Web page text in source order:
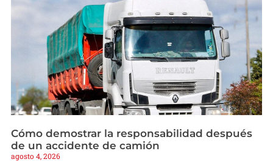
Cómo demostrar la responsabilidad después
de un accidente de camión
agosto 4, 2026